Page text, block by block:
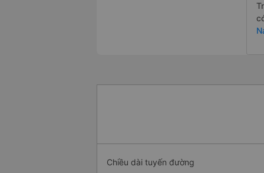
Chiều dài tuyến đường